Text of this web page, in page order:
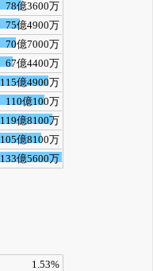
78億3600万
75億4900万
70億7000万
67億4400万
115億4900万
110億100万
119億8100万
105億8100万
133億5600万
1.53%